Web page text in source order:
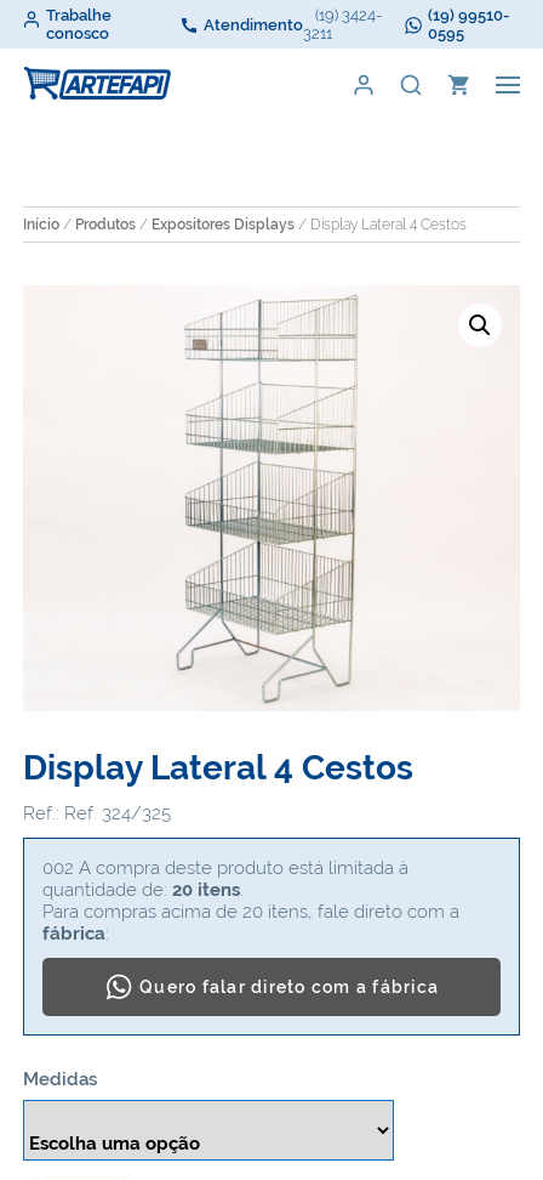
Trabalhe
conosco
Atendimento
(19) 3424-
3211
(19) 99510-
0595
Início/ Produtos/ Expositores Displays/ Display Lateral 4 Cestos
Display Lateral 4 Cestos
Ref.: Ref. 324/325
002 A compra deste produto está limitada à
quantidade de: 20 itens.
Para compras acima de 20 itens, fale direto com a
fábrica:
Quero falar direto com a fábrica
Medidas